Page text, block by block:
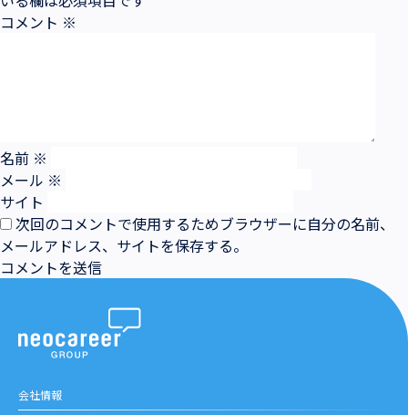
コメント ※
名前 ※
メール ※
サイト
次回のコメントで使用するためブラウザーに自分の名前、
メールアドレス、サイトを保存する。
会社情報